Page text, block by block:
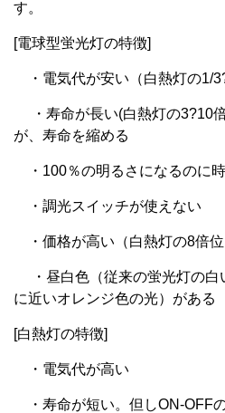
す。
[電球型蛍光灯の特徴]
・電気代が安い（白熱灯の1/
・寿命が長い(白熱灯の3?10
が、寿命を縮める
・100％の明るさになるのに
・調光スイッチが使えない
・価格が高い（白熱灯の8倍位
・昼白色（従来の蛍光灯の白
に近いオレンジ色の光）がある
[白熱灯の特徴]
・電気代が高い
・寿命が短い。但しON‐OFF